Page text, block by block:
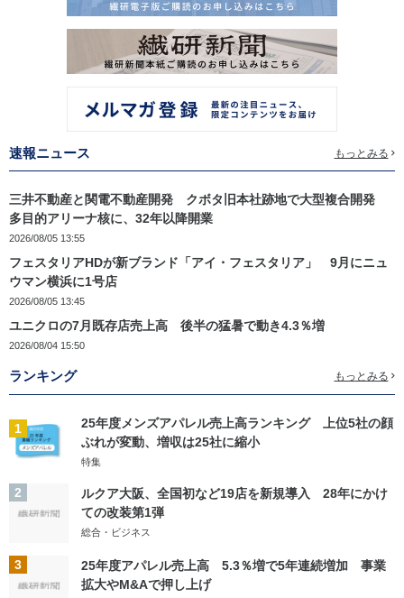
速報ニュース もっとみる
三井不動産と関電不動産開発 クボタ旧本社跡地で大型複合開発
多目的アリーナ核に、32年以降開業
2026/08/05 13:55
フェスタリアHDが新ブランド「アイ・フェスタリア」 9月にニュ
ウマン横浜に1号店
2026/08/05 13:45
ユニクロの7月既存店売上高 後半の猛暑で動き4.3％増
2026/08/04 15:50
ランキング もっとみる
1
25年度メンズアパレル売上高ランキング 上位5社の顔
ぶれが変動、増収は25社に縮小
特集
2
ルクア大阪、全国初など19店を新規導入 28年にかけ
ての改装第1弾
総合・ビジネス
3
25年度アパレル売上高 5.3％増で5年連続増加 事業
拡大やM&Aで押し上げ